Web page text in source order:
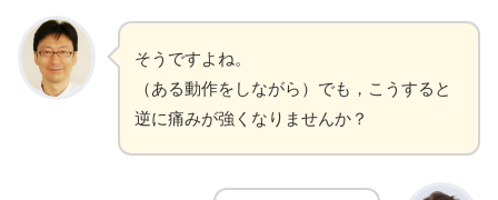
そうですよね。
（ある動作をしながら）でも，こうすると
逆に痛みが強くなりませんか？